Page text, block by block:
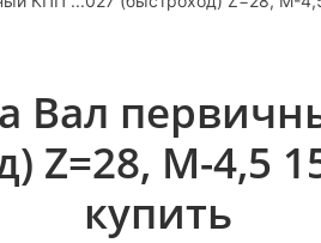
Вал
Z=28, М-4,5
купить